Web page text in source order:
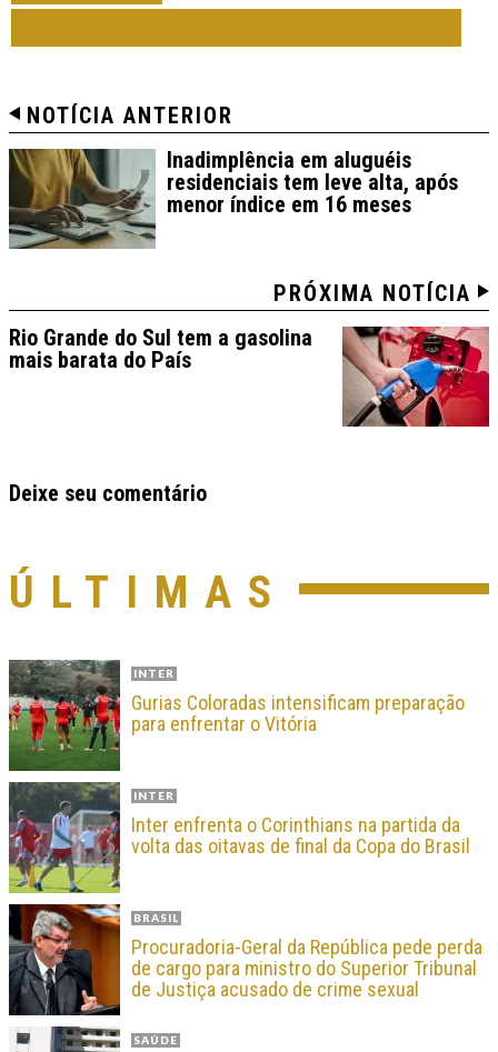
NOTÍCIA ANTERIOR
Inadimplência em aluguéis
residenciais tem leve alta, após
menor índice em 16 meses
PRÓXIMA NOTÍCIA
Rio Grande do Sul tem a gasolina
mais barata do País
Deixe seu comentário
ÚLTIMAS
INTER
Gurias Coloradas intensificam preparação
para enfrentar o Vitória
INTER
Inter enfrenta o Corinthians na partida da
volta das oitavas de final da Copa do Brasil
BRASIL
Procuradoria-Geral da República pede perda
de cargo para ministro do Superior Tribunal
de Justiça acusado de crime sexual
SAÚDE